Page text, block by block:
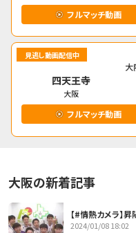
フルマッチ動画
見逃し動画配信中
大
四天王寺
大阪
フルマッチ動画
大阪の新着記事
【#情熱カメラ】昇
2024/01/08 18:02